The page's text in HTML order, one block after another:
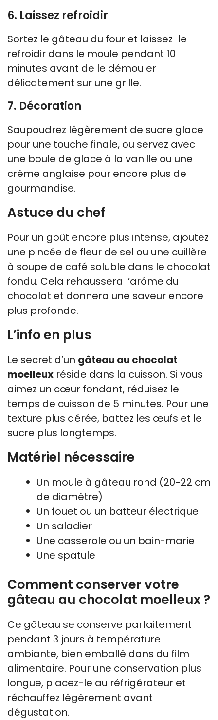
6. Laissez refroidir
Sortez le gâteau du four et laissez-le
refroidir dans le moule pendant 10
minutes avant de le démouler
délicatement sur une grille.
7. Décoration
Saupoudrez légèrement de sucre glace
pour une touche finale, ou servez avec
une boule de glace à la vanille ou une
crème anglaise pour encore plus de
gourmandise.
Astuce du chef
Pour un goût encore plus intense, ajoutez
une pincée de fleur de sel ou une cuillère
à soupe de café soluble dans le chocolat
fondu. Cela rehaussera l’arôme du
chocolat et donnera une saveur encore
plus profonde.
L’info en plus
Le secret d’un gâteau au chocolat
moelleux réside dans la cuisson. Si vous
aimez un cœur fondant, réduisez le
temps de cuisson de 5 minutes. Pour une
texture plus aérée, battez les œufs et le
sucre plus longtemps.
Matériel nécessaire
Un moule à gâteau rond (20-22 cm
de diamètre)
Un fouet ou un batteur électrique
Un saladier
Une casserole ou un bain-marie
Une spatule
Comment conserver votre
gâteau au chocolat moelleux ?
Ce gâteau se conserve parfaitement
pendant 3 jours à température
ambiante, bien emballé dans du film
alimentaire. Pour une conservation plus
longue, placez-le au réfrigérateur et
réchauffez légèrement avant
dégustation.